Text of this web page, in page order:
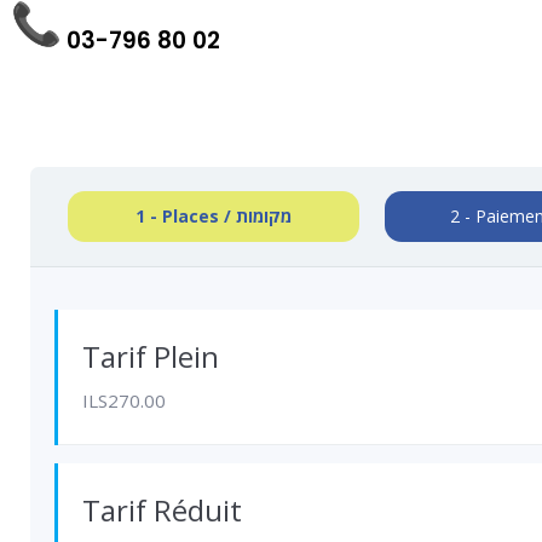
03-796 80 02
1 - Places / מקומות
Tarif Plein
ILS270.00
Tarif Réduit